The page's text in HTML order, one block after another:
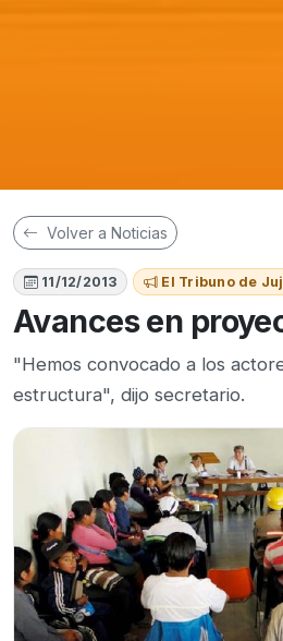
Volver a Noticias
11/12/2013 El Tribuno de
Avances en
"Hemos convocado a los
estructura", dijo secretario.